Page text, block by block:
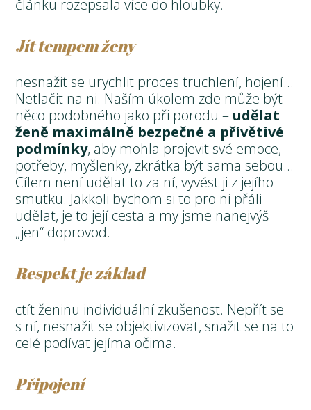
článku rozepsala více do hloubky.
Jít tempem ženy
nesnažit se urychlit proces truchlení, hojení…
Netlačit na ni. Naším úkolem zde může být
něco podobného jako při porodu – udělat
ženě maximálně bezpečné a přívětivé
podmínky, aby mohla projevit své emoce,
potřeby, myšlenky, zkrátka být sama sebou…
Cílem není udělat to za ní, vyvést ji z jejího
smutku. Jakkoli bychom si to pro ni přáli
udělat, je to její cesta a my jsme nanejvýš
„jen“ doprovod.
Respekt je základ
ctít ženinu individuální zkušenost. Nepřít se
s ní, nesnažit se objektivizovat, snažit se na to
celé podívat jejíma očima.
Připojení